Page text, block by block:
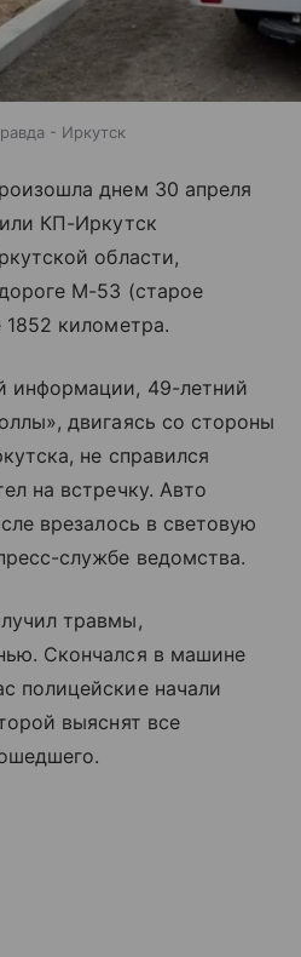
- Иркутск
днем 30 апреля
КП-Иркутск
области,
М-53 (старое
1852 километра.
информации, 49-летний
двигаясь со стороны
не справился
на встречку. Авто
врезалось в световую
службе ведомства.
травмы,
Скончался в машине
полицейские начали
выяснят все